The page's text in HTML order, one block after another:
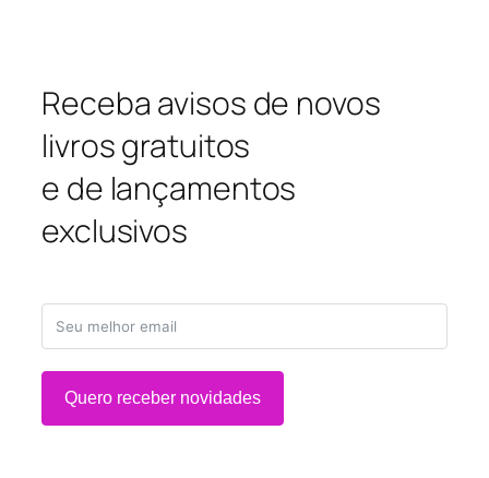
Receba avisos de novos
livros gratuitos
e de lançamentos
exclusivos
Quero receber novidades